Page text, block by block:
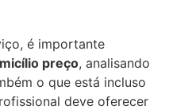
é importante
preço, analisando
o que está incluso
deve oferecer